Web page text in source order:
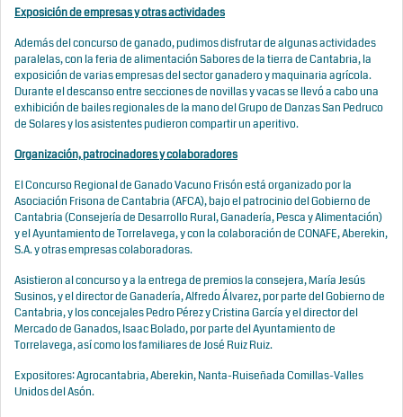
Exposición de empresas y otras actividades
Además del concurso de ganado, pudimos disfrutar de algunas actividades
paralelas, con la feria de alimentación Sabores de la tierra de Cantabria, la
exposición de varias empresas del sector ganadero y maquinaria agrícola.
Durante el descanso entre secciones de novillas y vacas se llevó a cabo una
exhibición de bailes regionales de la mano del Grupo de Danzas San Pedruco
de Solares y los asistentes pudieron compartir un aperitivo.
Organización, patrocinadores y colaboradores
El Concurso Regional de Ganado Vacuno Frisón está organizado por la
Asociación Frisona de Cantabria (AFCA), bajo el patrocinio del Gobierno de
Cantabria (Consejería de Desarrollo Rural, Ganadería, Pesca y Alimentación)
y el Ayuntamiento de Torrelavega, y con la colaboración de CONAFE, Aberekin,
S.A. y otras empresas colaboradoras.
Asistieron al concurso y a la entrega de premios la consejera, María Jesús
Susinos, y el director de Ganadería, Alfredo Álvarez, por parte del Gobierno de
Cantabria, y los concejales Pedro Pérez y Cristina García y el director del
Mercado de Ganados, Isaac Bolado, por parte del Ayuntamiento de
Torrelavega, así como los familiares de José Ruiz Ruiz.
Expositores: Agrocantabria, Aberekin, Nanta-Ruiseñada Comillas-Valles
Unidos del Asón.